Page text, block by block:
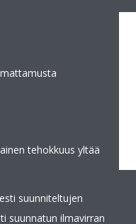
tehokkuus yltää
suunniteltujen
suunnatun ilmavirran